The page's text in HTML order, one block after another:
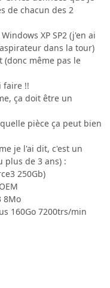
de chacun des 2
XP SP2 (j'en ai
dans la tour)
même pas le
faire !!
ça doit être un
pièce ça peut bien
je l'ai dit, c'est un
plus de 3 ans) :
250Gb)
8Mo
160Go 7200trs/min